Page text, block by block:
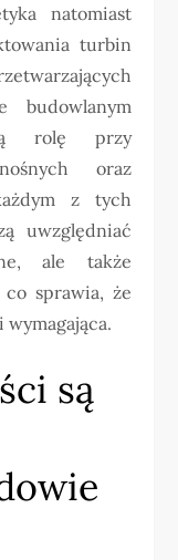
natomiast
turbin
budowlanym
rolę przy
oraz
z tych
uwzględniać
ale także
sprawia, że
są